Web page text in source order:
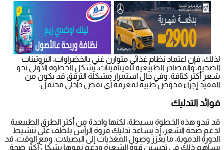
لذلك، فإن اعتماد نظام غذائي متوازن غني بالخضراوات، البروتينات
الصحية، والمصادر الطبيعية للفيتامينات، يشكل الخطوة الأولى نحو
شعر أكثر كثافة. وفي حال استمرار مشكلة الترقق قد يكون من
المفيد إجراء فحوص طبية لمعرفة أي نقص داخلي محتمل.
فوائد التدليك
قد تبدو هذه الخطوة بسيطة، لكنها واحدة من أكثر الطرق الطبيعية
لدعم صحة الشعر، إذ يساعد تدليك فروة الرأس بلطف على تنشيط
الدورة الدموية، ما يعزز وصول المغذيات إلى البصيلات. ومع الوقت، قد
يساهم ذلك في تحسين قوة الشعرة ودعم نموها بشكل أكثر صحة.